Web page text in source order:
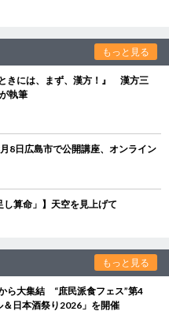
もっと見る
きには、まず、漢方！』 漢方三
執筆
8日広島市で公開講座、オンライン
し算命」】天空を見上げて
もっと見る
ら大集結 “庶民派食フェス”第4
日本酒祭り2026」を開催